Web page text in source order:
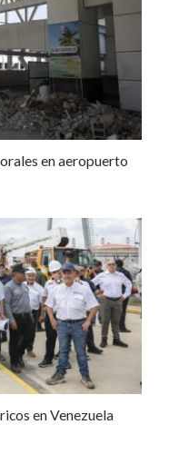
en aeropuerto
en Venezuela